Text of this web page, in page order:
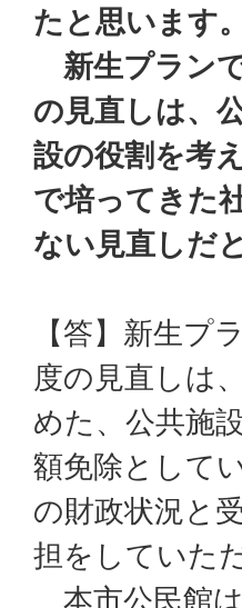
たと思います。
新生プラン
の見直しは、
設の役割を考
で培ってきた
ない見直しだ
【答】新生プ
度の見直しは
めた、公共施
額免除として
の財政状況と
担をしていた
本市公民館